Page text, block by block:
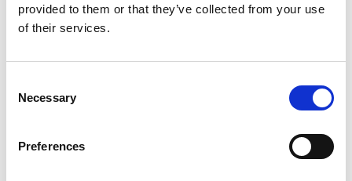
provided to them or that they’ve collected from your use
of their services.
Selection
Necessary
Preferences
Výhodou: průkaz VZV, svářečský průkaz
Časová flexibilita – sezónní práce
Jednosměnný provoz